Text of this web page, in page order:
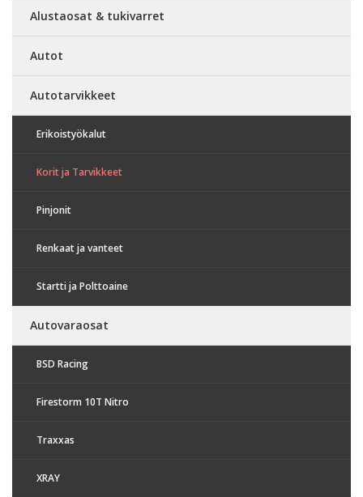
Alustaosat & tukivarret
Autot
Autotarvikkeet
Erikoistyökalut
Korit ja Tarvikkeet
Pinjonit
Renkaat ja vanteet
Startti ja Polttoaine
Autovaraosat
BSD Racing
Firestorm 10T Nitro
Traxxas
XRAY